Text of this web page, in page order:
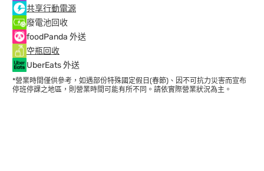
共享行動電源
廢電池回收
foodPanda 外送
空瓶回收
UberEats 外送
*營業時間僅供參考，如遇部份特殊國定假日(春節)、因不可抗力災害而宣布
停班停課之地區，則營業時間可能有所不同。請依實際營業狀況為主。